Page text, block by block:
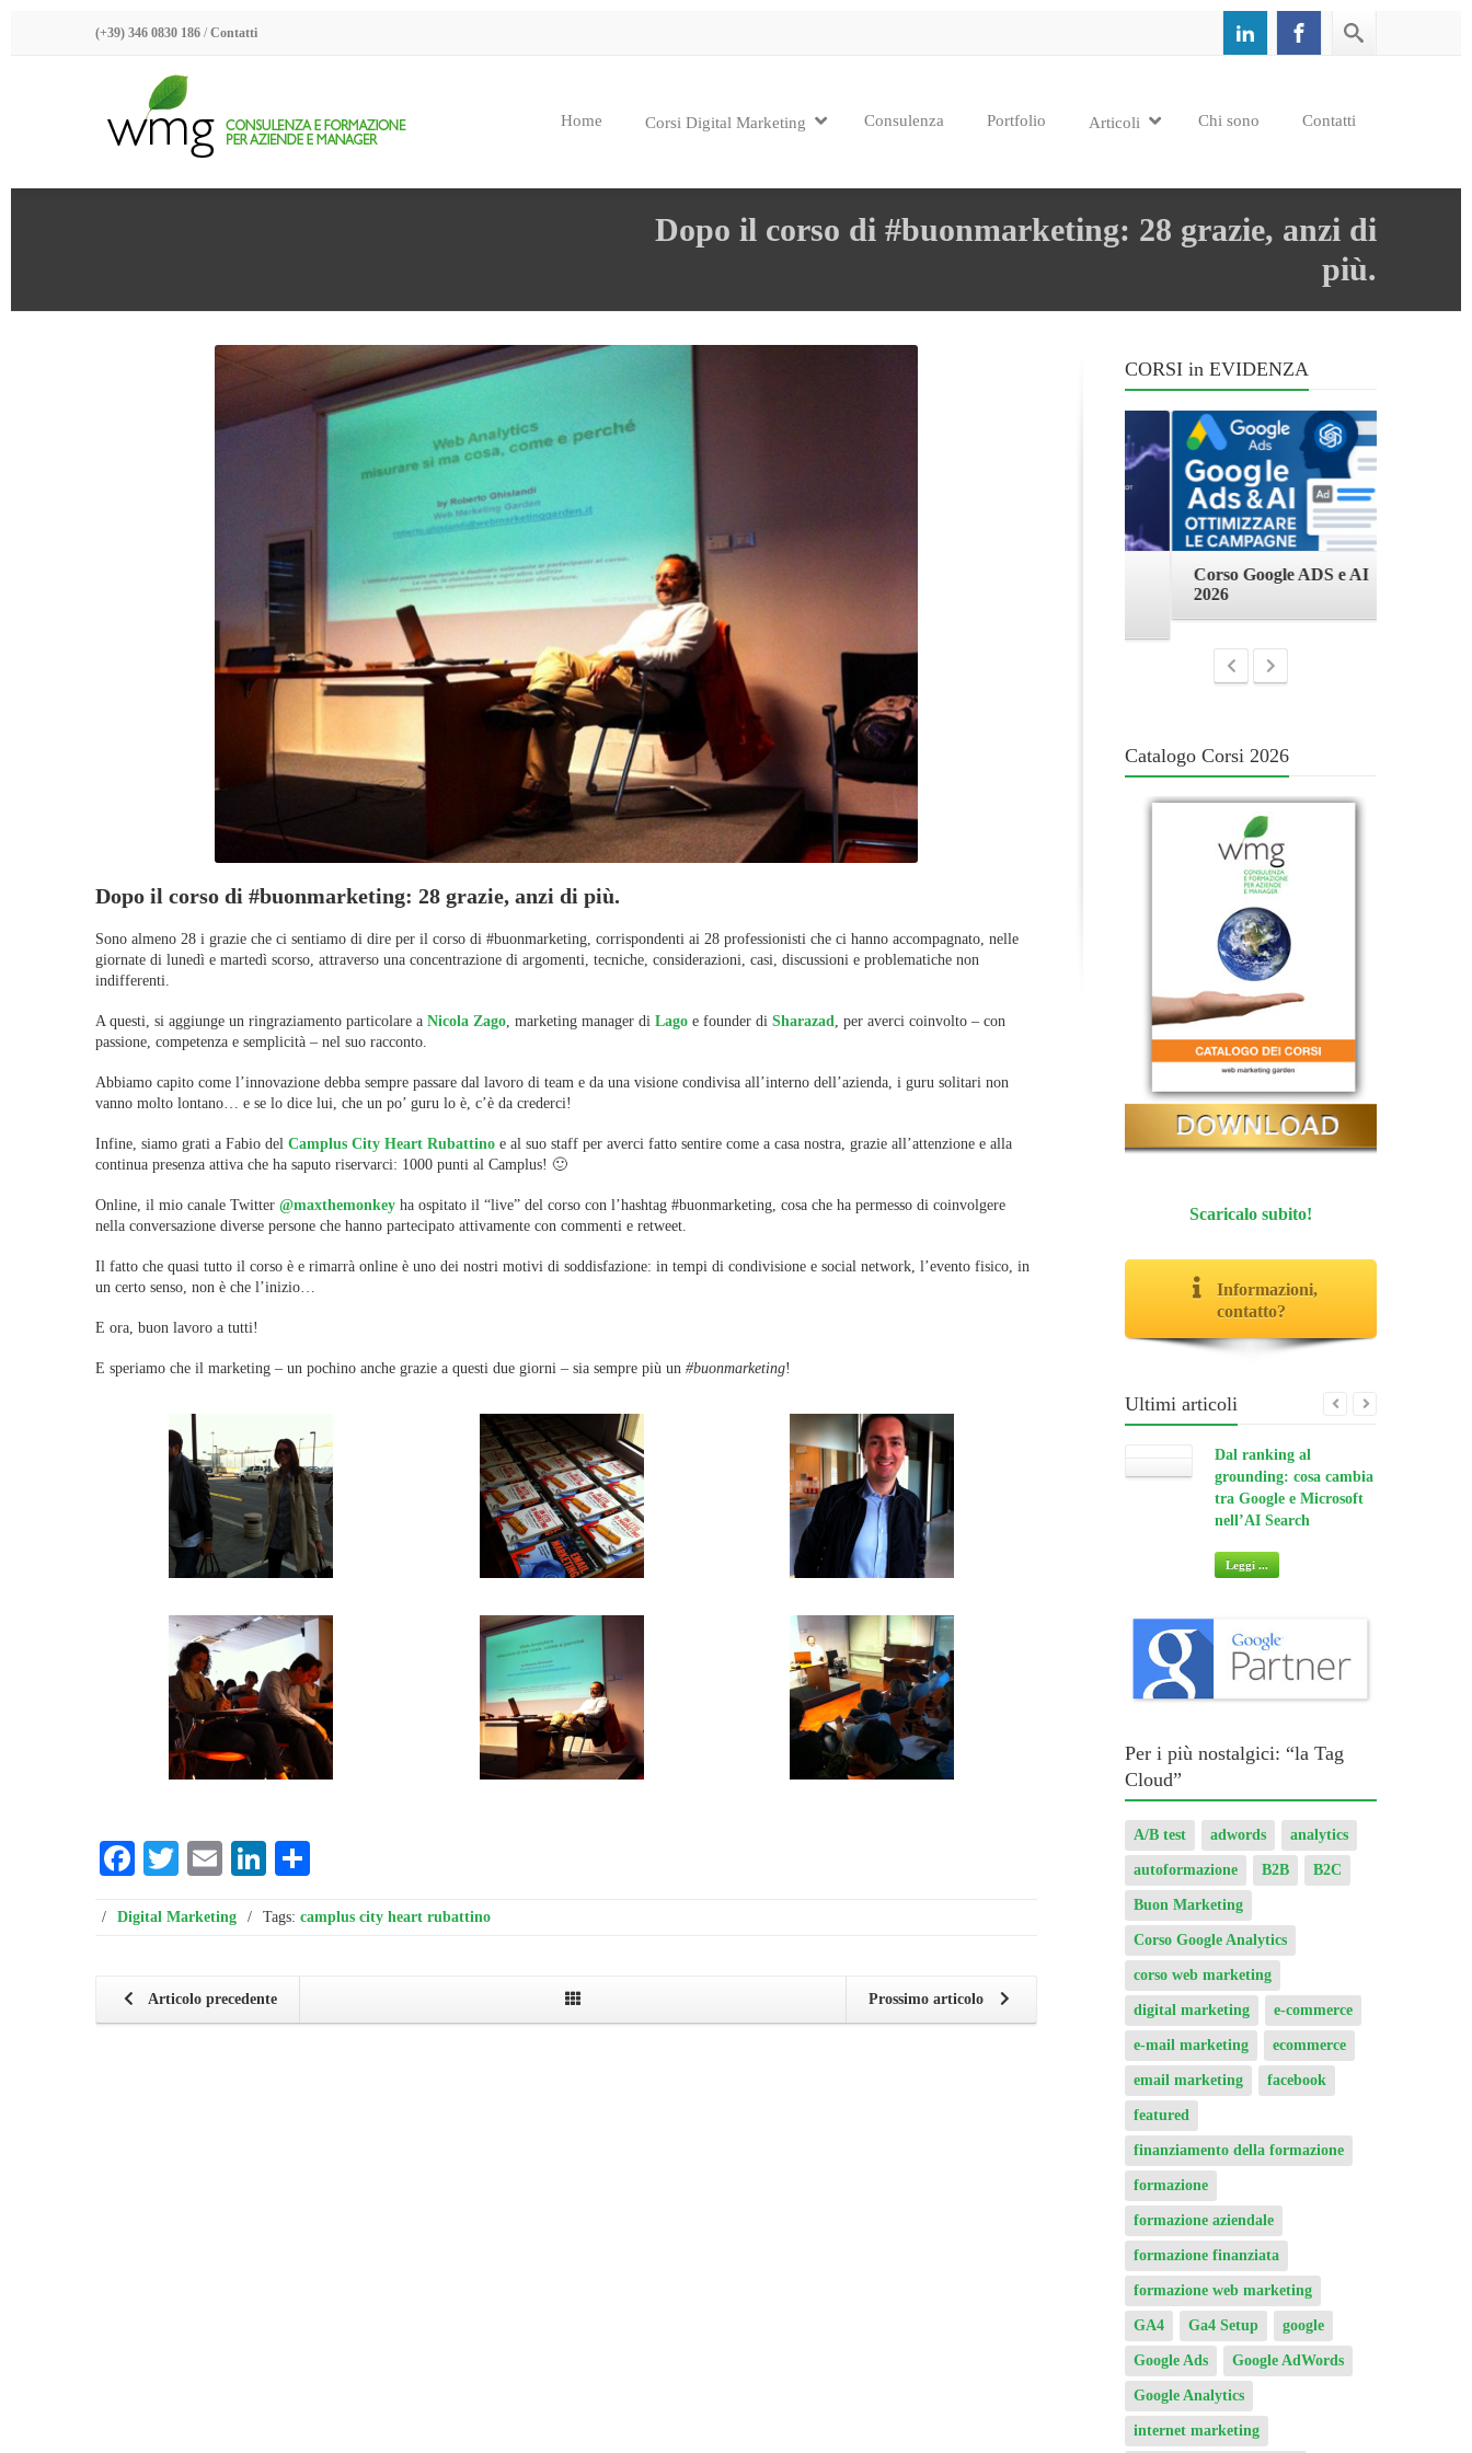
(+39) 346 0830 186 / Contatti
Home Corsi Digital Marketing Consulenza Portfolio Articoli Chi sono Contatti
Dopo il corso di #buonmarketing: 28 grazie, anzi di
più.
Dopo il corso di #buonmarketing: 28 grazie, anzi di più.
Sono almeno 28 i grazie che ci sentiamo di dire per il corso di #buonmarketing, corrispondenti ai 28 professionisti che ci hanno accompagnato, nelle
giornate di lunedì e martedì scorso, attraverso una concentrazione di argomenti, tecniche, considerazioni, casi, discussioni e problematiche non
indifferenti.
A questi, si aggiunge un ringraziamento particolare a Nicola Zago, marketing manager di Lago e founder di Sharazad, per averci coinvolto – con
passione, competenza e semplicità – nel suo racconto.
Abbiamo capito come l’innovazione debba sempre passare dal lavoro di team e da una visione condivisa all’interno dell’azienda, i guru solitari non
vanno molto lontano… e se lo dice lui, che un po’ guru lo è, c’è da crederci!
Infine, siamo grati a Fabio del Camplus City Heart Rubattino e al suo staff per averci fatto sentire come a casa nostra, grazie all’attenzione e alla
continua presenza attiva che ha saputo riservarci: 1000 punti al Camplus! 🙂
Online, il mio canale Twitter @maxthemonkey ha ospitato il “live” del corso con l’hashtag #buonmarketing, cosa che ha permesso di coinvolgere
nella conversazione diverse persone che hanno partecipato attivamente con commenti e retweet.
Il fatto che quasi tutto il corso è e rimarrà online è uno dei nostri motivi di soddisfazione: in tempi di condivisione e social network, l’evento fisico, in
un certo senso, non è che l’inizio…
E ora, buon lavoro a tutti!
E speriamo che il marketing – un pochino anche grazie a questi due giorni – sia sempre più un #buonmarketing!
Facebook
Twitter
EmailLinkedIn
/ Digital Marketing / Tags: camplus city heart rubattino
Prossimo articolo
Articolo precedente
CORSI in EVIDENZA
Corso Google ADS e AI
Catalogo Corsi 2026
Scaricalo subito!
Informazioni,
contatto?
Ultimi articoli
Dal ranking al
grounding: cosa cambia
tra Google e Microsoft
nell’AI Search
Leggi ...
Per i più nostalgici: “la Tag
Cloud”
A/B test adwords analytics
autoformazione B2B B2C
Buon Marketing
Corso Google Analytics
corso web marketing
digital marketing
e-mail marketing
email marketing facebook
featured
finanziamento della formazione
formazione
formazione aziendale
formazione finanziata
formazione web marketing
GA4 Ga4 Setup google
Google Ads Google AdWords
Google Analytics
internet marketing